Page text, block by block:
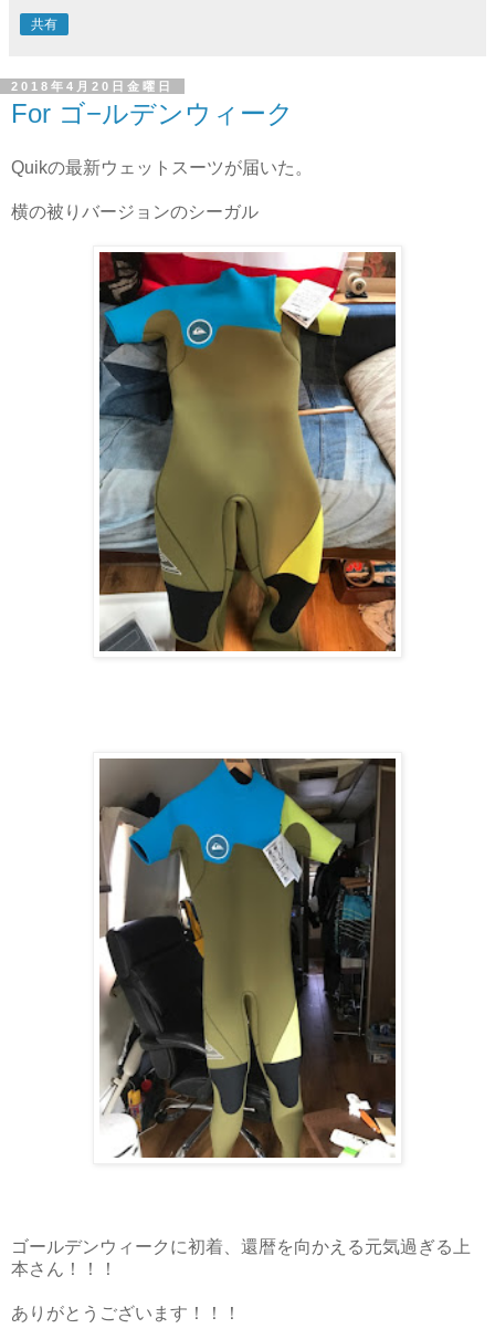
共有
2018年4月20日金曜日
For ゴ−ルデンウィーク
Quikの最新ウェットスーツが届いた。
横の被りバージョンのシーガル
ゴールデンウィークに初着、還暦を向かえる元気過ぎる上
本さん！！！
ありがとうございます！！！